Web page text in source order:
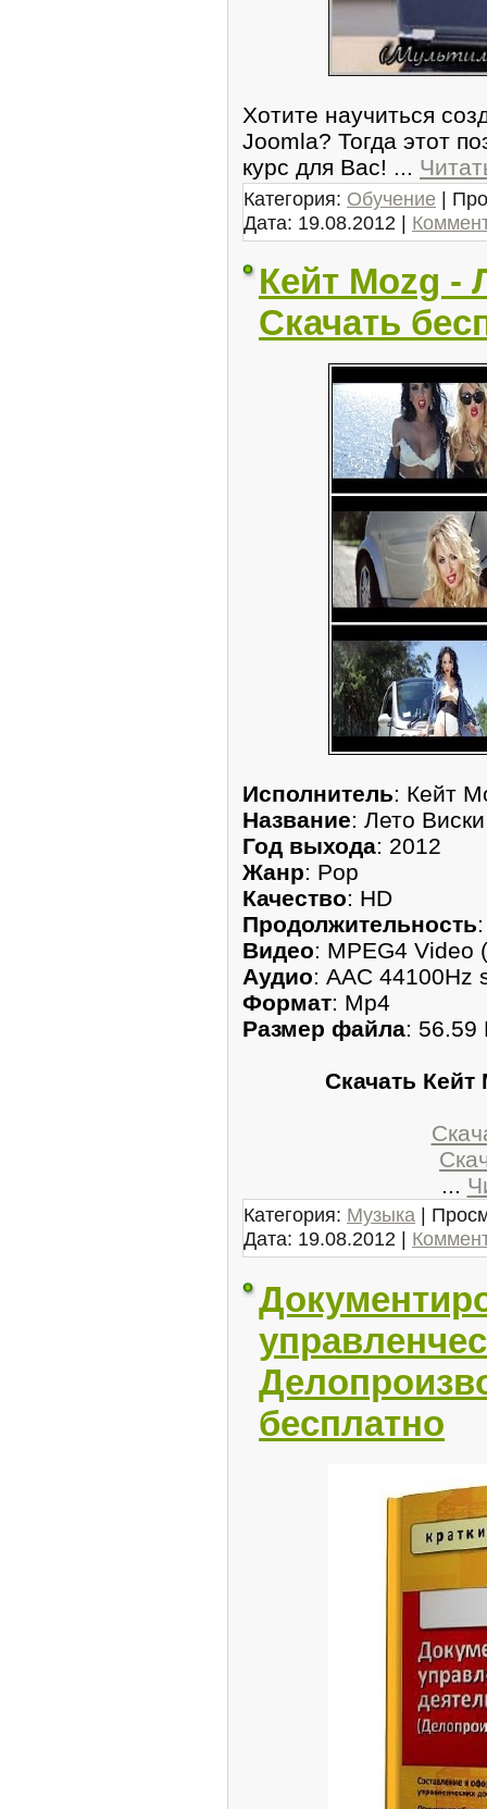
Хотите научиться
Joomla? Тогда этот
курс для Вас! ...
Категория: Обучение |
Дата: 19.08.2012 |
Кейт Mozg -
Скачать
Исполнитель: Кейт
Название: Лето Виски
Год выхода: 2012
Жанр: Pop
Качество: HD
Продолжительность
Видео: MPEG4 Video
Аудио: AAC 44100Hz
Формат: Mp4
Размер файла: 56.59
Скачать Кейт
...
Категория: Музыка |
Дата: 19.08.2012 |
бесплатно